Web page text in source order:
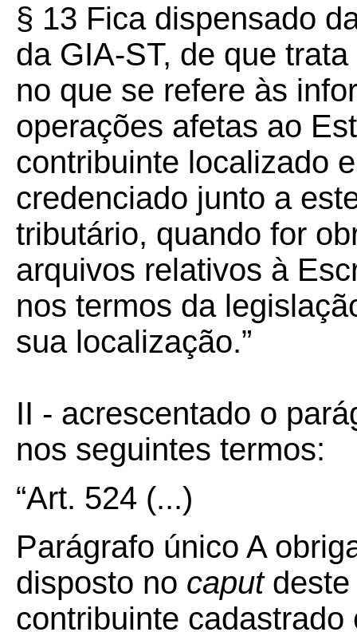
§ 13 Fica dispensado
da GIA-ST, de que
no que se refere às
operações afetas ao
contribuinte localizado
credenciado junto a
tributário, quando for
arquivos relativos à
nos termos da
sua localização.”
II - acrescentado o
nos seguintes termos:
“Art. 524 (...)
Parágrafo único A
disposto no caputdeste
contribuinte